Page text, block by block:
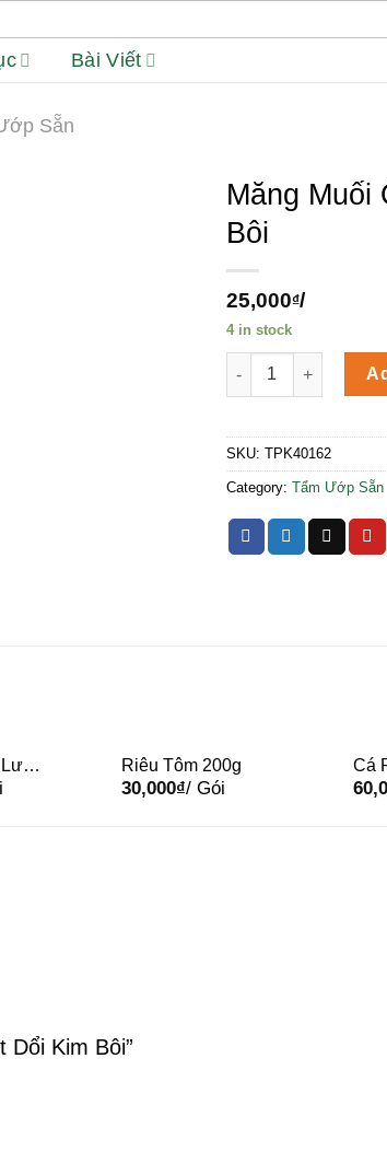
Bài Viết
Sẵn
Măng Muối
Bôi
25,000₫/
4 in stock
Măng Muối Ớt Dổi
SKU: TPK40162
Category: Tẩm Ướp Sẵn
Lưỡi
Riêu Tôm 200g
30,000₫/ Gói
Cá
Dổi Kim Bôi”